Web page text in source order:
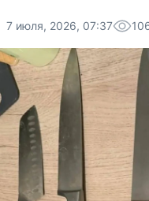
7 июля, 2026, 07:37